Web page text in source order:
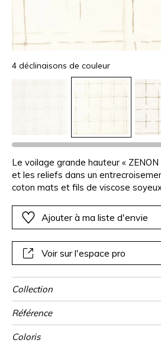
4 déclinaisons de couleur
Le voilage grande hauteur «
et les reliefs dans un
coton mats et fils de viscose
moderne, d’une grande luminosité.
« ZENON » laisse passer les rayons
Ajouter à ma liste d'envie
Voir sur l'espace pro
Collection
Référence
Coloris